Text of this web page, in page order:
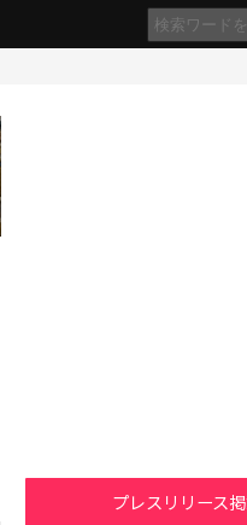
プレスリリース